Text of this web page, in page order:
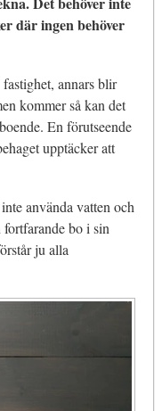
där ingen behöver
annars blir
kommer så kan det
En förutseende
upptäcker att
använda vatten och
bo i sin
ju alla